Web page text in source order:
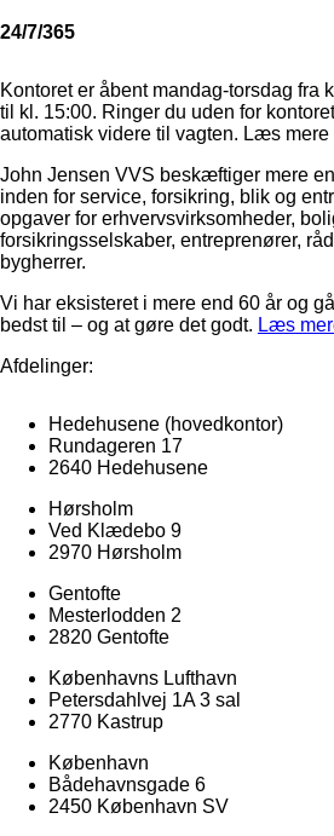
24/7/365
Kontoret er åbent mandag-torsdag fra
til kl. 15:00. Ringer du uden for
automatisk videre til vagten. Læs mere
John Jensen VVS beskæftiger mere
inden for service, forsikring, blik og
opgaver for erhvervsvirksomheder,
forsikringsselskaber, entreprenører,
bygherrer.
Vi har eksisteret i mere end 60 år og
bedst til – og at gøre det godt. Læs
Afdelinger:
Hedehusene (hovedkontor)
Rundageren 17
2640 Hedehusene
Hørsholm
Ved Klædebo 9
2970 Hørsholm
Gentofte
Mesterlodden 2
2820 Gentofte
Københavns Lufthavn
Petersdahlvej 1A 3 sal
2770 Kastrup
København
Bådehavnsgade 6
2450 København SV